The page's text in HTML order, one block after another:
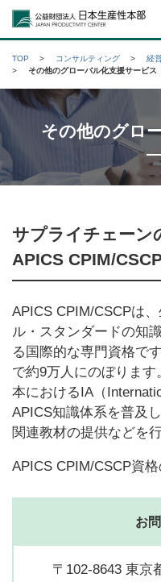
TOP コンサルティング 経
その他のグローバル化支援サービス
その他のグロ
サプライチェーン
APICS CPIM/
APICS CPIM/CSCPは
ル・スタンダードの知
る国際的な専門資格で
で約9万人にのぼります
本におけるIA（
APICS知識体系を普及
関連教材の提供などを
APICS CPIM/CSCP資
お
〒102-8643 東京